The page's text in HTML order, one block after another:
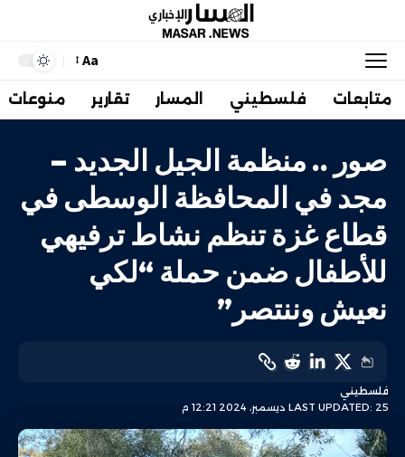
Aa
متابعات فلسطيني المسار تقارير منوعات
صور .. منظمة الجيل الجديد –
مجد في المحافظة الوسطى في
قطاع غزة تنظم نشاط ترفيهي
للأطفال ضمن حملة “لكي
نعيش وننتصر”
LAST UPDATED: 25 ديسمبر، 2024 12:21 م
فلسطيني